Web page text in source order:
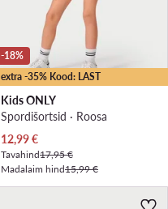
extra -35% Kood: LAST
-18%
Kids ONLY
Spordišortsid · Roosa
Praegune hind
12,99€
Tavahind17,95 €
Madalaim hind15,99 €